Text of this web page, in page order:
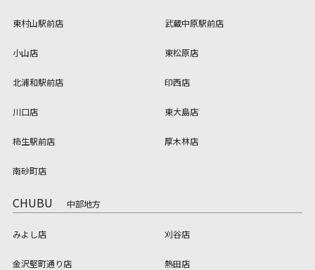
東村山駅前店 武蔵中原駅前店
小山店 東松原店
北浦和駅前店 印西店
川口店 東大島店
柿生駅前店 厚木林店
南砂町店
CHUBU 中部地方
みよし店 刈谷店
金沢堅町通り店 熱田店